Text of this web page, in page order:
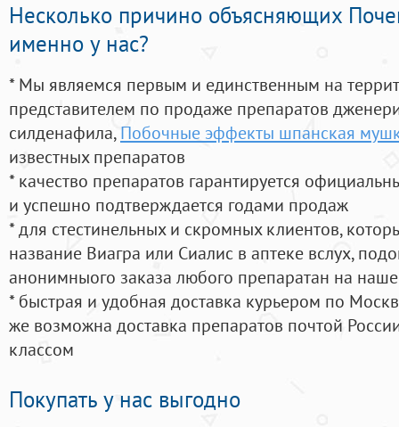
Несколько причино объясняющих
именно у нас?
* Мы являемся первым и единственным на
представителем по продаже препаратов
силденафила, Побочные эффекты шпанская
известных препаратов
* качество препаратов гарантируется
и успешно подтверждается годами продаж
* для стестинельных и скромных клиентов,
название Виагра или Сиалис в аптеке вслух,
анонимныого заказа любого препаратан на
* быстрая и удобная доставка курьером по
же возможна доставка препаратов почтой
классом
Покупать у нас выгодно